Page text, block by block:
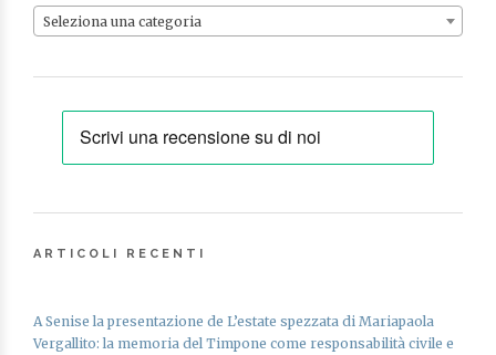
Seleziona una categoria
ARTICOLI RECENTI
A Senise la presentazione de L’estate spezzata di Mariapaola
Vergallito: la memoria del Timpone come responsabilità civile e